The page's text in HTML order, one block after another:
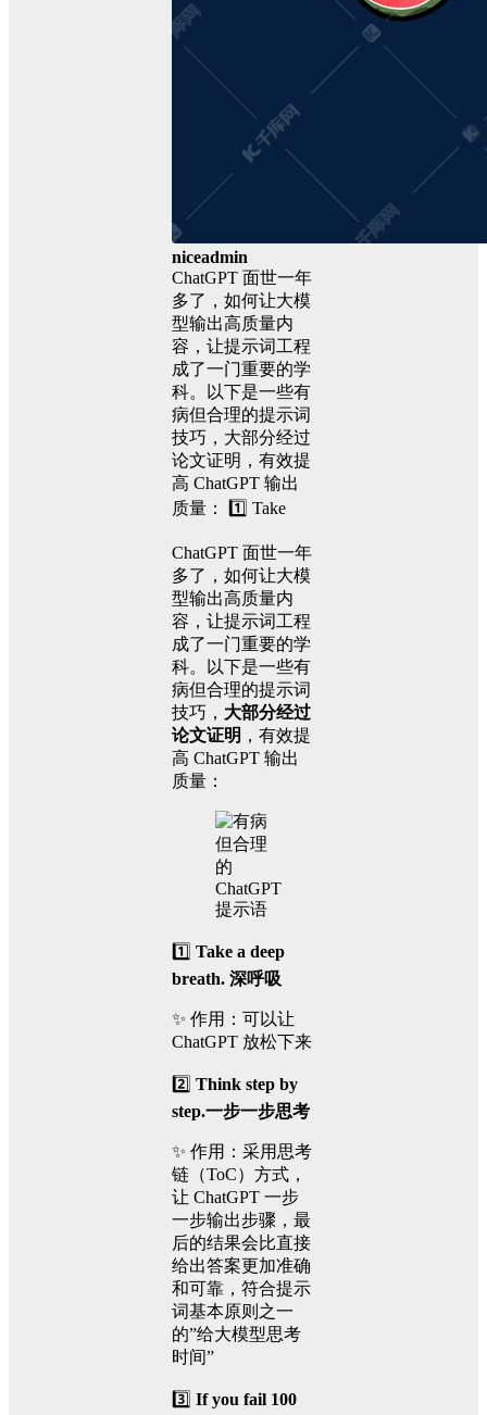
niceadmin
ChatGPT 面世一年
多了，如何让大模
型输出高质量内
容，让提示词工程
成了一门重要的学
科。以下是一些有
病但合理的提示词
技巧，大部分经过
论文证明，有效提
高 ChatGPT 输出
质量： ​1️⃣ Take
ChatGPT 面世一年
多了，如何让大模
型输出高质量内
容，让提示词工程
成了一门重要的学
科。以下是一些有
病但合理的提示词
技巧， 大部分经过
论文证明 ，有效提
高 ChatGPT 输出
质量：
1️⃣ Take a deep
breath. 深呼吸
✨ 作用：可以让
ChatGPT 放松下来
2️⃣ Think step by
step.一步一步思考
✨ 作用：采用思考
链（ToC）方式，
让 ChatGPT 一步
一步输出步骤，最
后的结果会比直接
给出答案更加准确
和可靠，符合提示
词基本原则之一
的”给大模型思考
时间”
3️⃣ If you fail 100